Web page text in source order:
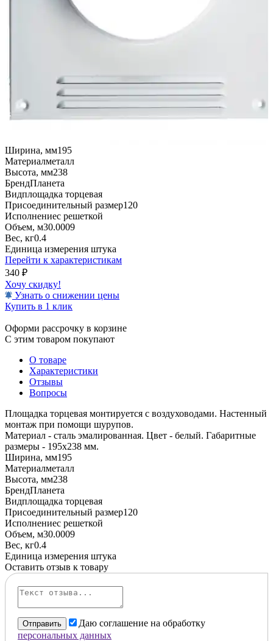
Ширина, мм195
Материалметалл
Высота, мм238
БрендПланета
Видплощадка торцевая
Присоединительный размер120
Исполнениес решеткой
Объем, м30.0009
Вес, кг0.4
Единица измерения штука
Перейти к характеристикам
340 ₽
Хочу скидку!
Узнать о снижении цены
Купить в 1 клик
Оформи рассрочку в корзине
С этим товаром покупают
О товаре
Характеристики
Отзывы
Вопросы
Площадка торцевая монтируется с воздуховодами. Настенный
монтаж при помощи шурупов.
Материал - сталь эмалированная. Цвет - белый. Габаритные
размеры - 195х238 мм.
Ширина, мм195
Материалметалл
Высота, мм238
БрендПланета
Видплощадка торцевая
Присоединительный размер120
Исполнениес решеткой
Объем, м30.0009
Вес, кг0.4
Единица измерения штука
Оставить отзыв к товару
Отправить
Даю соглашение на обработку
персональных данных